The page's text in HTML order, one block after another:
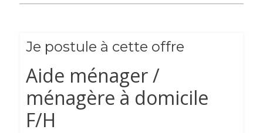
Je postule à cette offre
Aide ménager /
ménagère à domicile
F/H